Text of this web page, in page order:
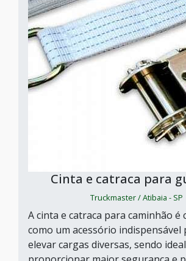
Cinta e catraca para
Truckmaster / Atibaia - SP
A cinta e catraca para caminhão é
como um acessório indispensável
elevar cargas diversas, sendo